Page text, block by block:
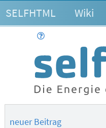
SELFHTML Wiki
neuer Beitrag